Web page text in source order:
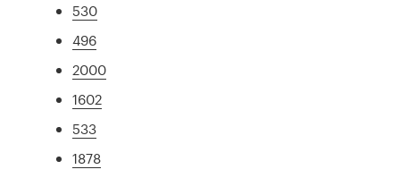
530
496
2000
1602
533
1878